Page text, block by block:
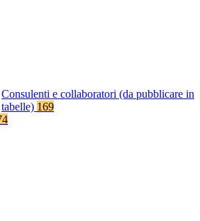
Consulenti e collaboratori (da pubblicare in
tabelle) 169